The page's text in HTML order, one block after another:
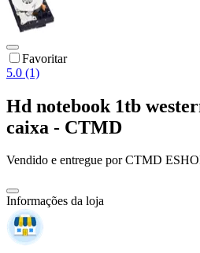
Favoritar
5.0 (1)
Hd notebook 1tb
caixa - CTMD
Vendido e entregue por CTMD
Informações da loja